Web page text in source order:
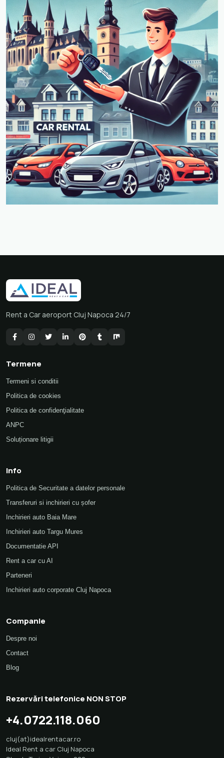
Rent a Car aeroport Cluj Napoca 24/7
Termene
Termeni si conditii
Politica de cookies
Politica de confidenţialitate
ANPC
Soluționare litigii
Info
Politica de Securitate a datelor personale
Transferuri si inchirieri cu șofer
Inchirieri auto Baia Mare
Inchirieri auto Targu Mures
Documentatie API
Rent a car cu AI
Parteneri
Inchirieri auto corporate Cluj Napoca
Companie
Despre noi
Contact
Blog
Rezervări telefonice NON STOP
+4.0722.118.060
cluj(at)idealrentacar.ro
Ideal Rent a car Cluj Napoca